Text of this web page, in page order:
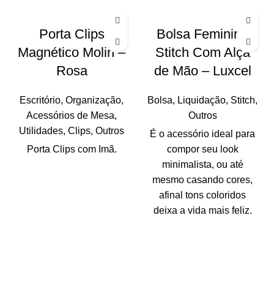
Porta Clips
Magnético Molin –
Rosa
Escritório, Organização,
Acessórios de Mesa,
Utilidades, Clips, Outros
Porta Clips com Imã.
Bolsa Feminina
Stitch Com Alça
de Mão – Luxcel
Bolsa, Liquidação, Stitch,
Outros
É o acessório ideal para
compor seu look
minimalista, ou até
mesmo casando cores,
afinal tons coloridos
deixa a vida mais feliz.